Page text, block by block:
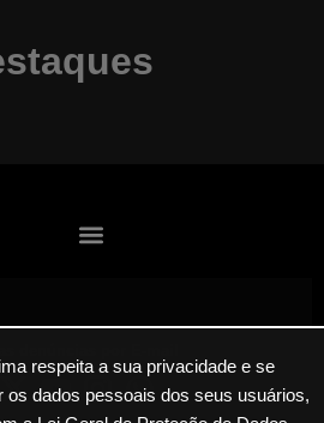
respeita a sua privacidade e se
os dados pessoais dos seus usuários,